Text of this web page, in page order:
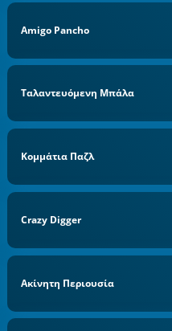
Amigo Pancho
Ταλαντευόμενη Μπάλα
Κομμάτια Παζλ
Crazy Digger
Ακίνητη Περιουσία